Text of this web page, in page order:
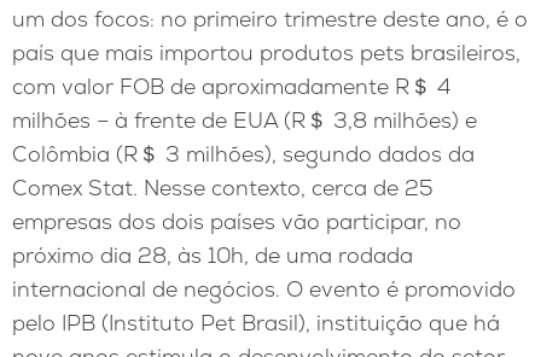
um dos focos: no primeiro trimestre deste ano, é o
país que mais importou produtos pets brasileiros,
com valor FOB de aproximadamente R＄ 4
milhões – à frente de EUA (R＄ 3,8 milhões) e
Colômbia (R＄ 3 milhões), segundo dados da
Comex Stat. Nesse contexto, cerca de 25
empresas dos dois países vão participar, no
próximo dia 28, às 10h, de uma rodada
internacional de negócios. O evento é promovido
pelo IPB (Instituto Pet Brasil), instituição que há